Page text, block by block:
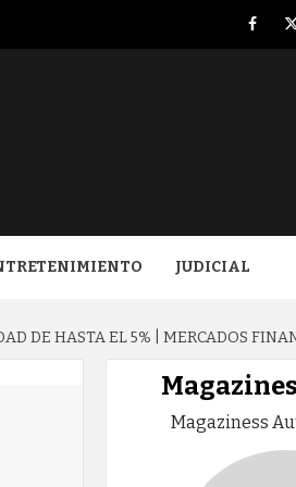
JUDICIAL
DE HASTA EL 5% | MERCADOS
Magaziness